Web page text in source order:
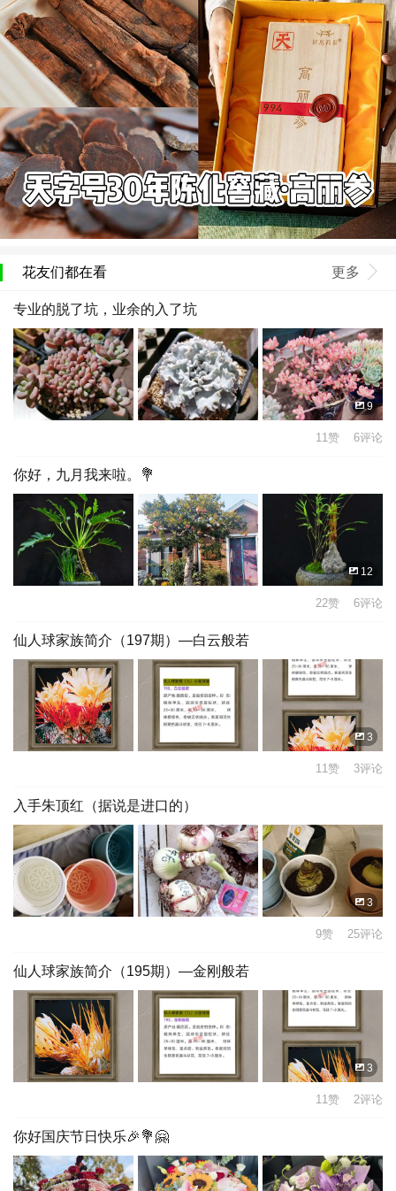
花友们都在看 更多
专业的脱了坑，业余的入了坑
9
11赞 6评论
你好，九月我来啦。💐
12
22赞 6评论
仙人球家族简介（197期）—白云般若
3
11赞 3评论
入手朱顶红（据说是进口的）
3
9赞 25评论
仙人球家族简介（195期）—金刚般若
3
11赞 2评论
你好国庆节日快乐🎉💐🤗